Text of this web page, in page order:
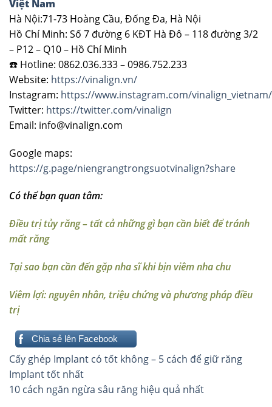
Việt Nam
Hà Nội:71-73 Hoàng Cầu, Đống Đa, Hà Nội
Hồ Chí Minh: Số 7 đường 6 KĐT Hà Đô – 118 đường 3/2
– P12 – Q10 – Hồ Chí Minh
☎️ Hotline: 0862.036.333 – 0986.752.233
Website: https://vinalign.vn/
Instagram: https://www.instagram.com/vinalign_vietnam/
Twitter: https://twitter.com/vinalign
Email: info@vinalign.com
Google maps:
https://g.page/niengrangtrongsuotvinalign?share
Có thể bạn quan tâm:
Điều trị tủy răng – tất cả những gì bạn cần biết để tránh
mất răng
Tại sao bạn cần đến gặp nha sĩ khi bịn viêm nha chu
Viêm lợi: nguyên nhân, triệu chứng và phương pháp điều
trị
Chia sẻ lên Facebook
Điều
hướng
bài
Cấy ghép Implant có tốt không – 5 cách để giữ răng
Implant tốt nhất
10 cách ngăn ngừa sâu răng hiệu quả nhất